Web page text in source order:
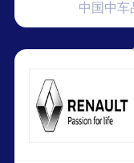
心，跨国经营、
中国中车